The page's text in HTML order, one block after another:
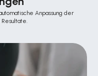
Anpassung der